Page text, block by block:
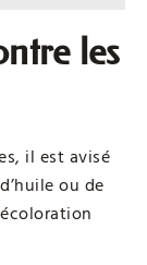
les
il est avisé
ou de